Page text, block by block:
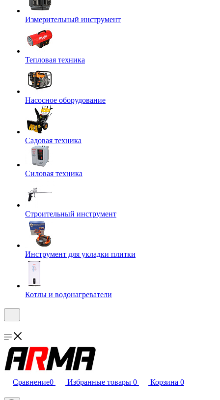
Измерительный инструмент
Тепловая техника
Насосное оборудование
Садовая техника
Силовая техника
Строительный инструмент
Инструмент для укладки плитки
Котлы и водонагреватели
Сравнение0 Избранные товары 0 Корзина 0